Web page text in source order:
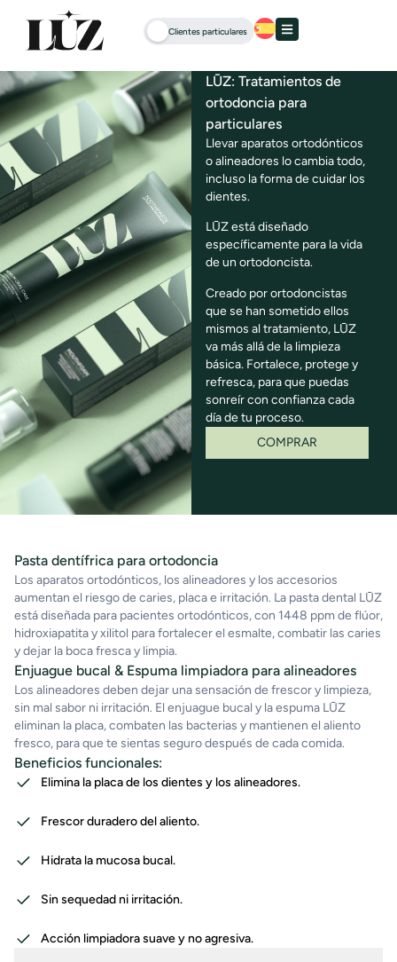
Clientes particulares
LŪZ: Tratamientos de
ortodoncia para
particulares
Llevar aparatos ortodónticos
o alineadores lo cambia todo,
incluso la forma de cuidar los
dientes.
LŪZ está diseñado
específicamente para la vida
de un ortodoncista.
Creado por ortodoncistas
que se han sometido ellos
mismos al tratamiento, LŪZ
va más allá de la limpieza
básica. Fortalece, protege y
refresca, para que puedas
sonreír con confianza cada
día de tu proceso.
COMPRAR
Pasta dentífrica para ortodoncia
Los aparatos ortodónticos, los alineadores y los accesorios
aumentan el riesgo de caries, placa e irritación. La pasta dental LŪZ
está diseñada para pacientes ortodónticos, con 1448 ppm de flúor,
hidroxiapatita y xilitol para fortalecer el esmalte, combatir las caries
y dejar la boca fresca y limpia.
Enjuague bucal & Espuma limpiadora para alineadores
Los alineadores deben dejar una sensación de frescor y limpieza,
sin mal sabor ni irritación. El enjuague bucal y la espuma LŪZ
eliminan la placa, combaten las bacterias y mantienen el aliento
fresco, para que te sientas seguro después de cada comida.
Beneficios funcionales:
Elimina la placa de los dientes y los alineadores.
Frescor duradero del aliento.
Hidrata la mucosa bucal.
Sin sequedad ni irritación.
Acción limpiadora suave y no agresiva.